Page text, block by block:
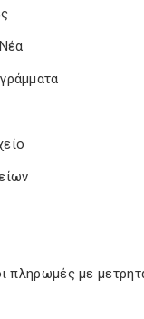
πληρωμές με